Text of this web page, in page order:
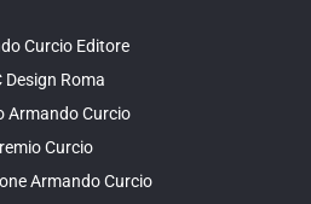
Curcio Editore
Design Roma
Armando Curcio
Curcio
Armando Curcio